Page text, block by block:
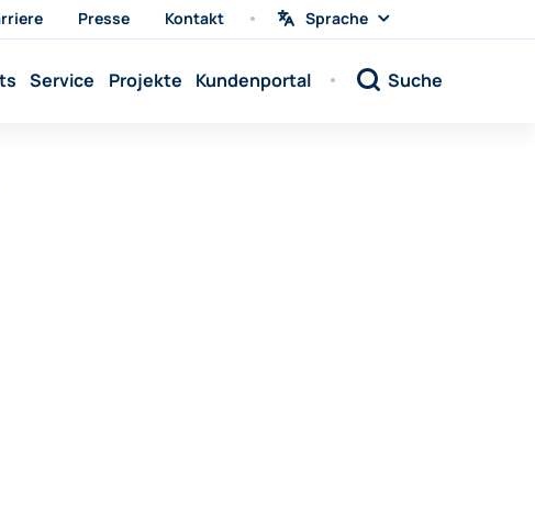
Presse Kontakt
Sprache
Sprache
Service Projekte Kundenportal Suche